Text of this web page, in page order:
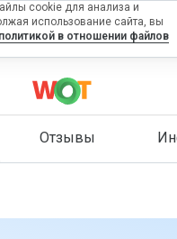
Отзывы
cookie для анализа и
использование сайта, вы
политикой в отношении файлов